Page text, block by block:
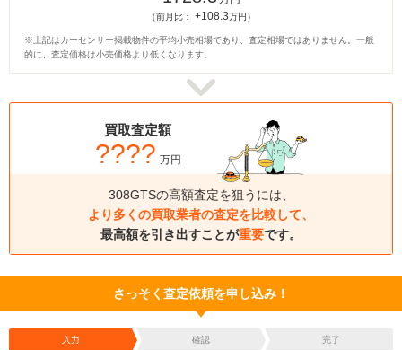
（前月比： +108.3万円）
※上記はカーセンサー掲載物件の平均小売相場であり、査定相場ではありません。一般
的に、査定価格は小売価格より低くなります。
買取査定額
???? 万円
308GTSの高額査定を狙うには、
より多くの買取業者の査定を比較して、
最高額を引き出すことが重要です。
さっそく査定依頼を申し込み！
入力 確認 完了